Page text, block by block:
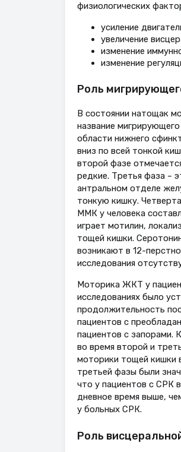
физиологических
усиление
увеличение
изменение
изменение
Роль
В состоянии натощак
название
области нижнего
вниз по всей тонкой
второй фазе
редкие. Третья фаза –
антральном отделе
тонкую кишку.
ММК у человека
играет мотилин,
тощей кишки.
возникают в 12-
исследования
Моторика ЖКТ у
исследованиях было
продолжительность
пациентов с
пациентов с запорами.
во время второй и
моторики тощей кишки
третьей фазы были
что у пациентов с СРК
дневное время выше,
у больных СРК.
Роль